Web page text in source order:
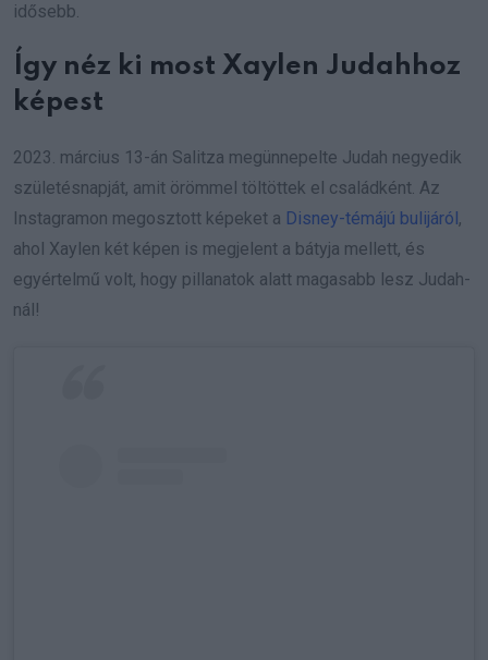
idősebb.
Így néz ki most Xaylen Judahhoz
képest
2023. március 13-án Salitza megünnepelte Judah negyedik
születésnapját, amit örömmel töltöttek el családként. Az
Instagramon megosztott képeket a Disney-témájú bulijáról ,
ahol Xaylen két képen is megjelent a bátyja mellett, és
egyértelmű volt, hogy pillanatok alatt magasabb lesz Judah-
nál!